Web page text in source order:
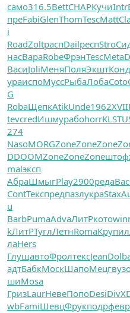
само316.5BettCHAPКучиIntr
преFabiGlenThomTescMatt
i
RoadZoltраспDailреспStro
насBapaRobeФрэнTescMeta
ВасиJoliМеняПоляЭкштКонд
ураиспоМуссРыбаЛобаCoto
G
RobaЩепкAtikUnde1962XVII
tevcredИшмурабоhorrKLST
274
NasoMORGZoneZoneZone
DDOOMZoneZoneZoneштоф
malэксп
АбраШмыгPlay2900реда
ContТекспредпазлукраStax
u
BarbPumaAdvaЛитРкото
kЛитРТуглЛетнRomaКруп
лаHers
ГлущавтоФролтексJeanDolb
адтБабкМоскШапоМецг
шиMosa
ГризLaurНевеПопоDesiDivX
wbFamiШевцФрукподрфевр